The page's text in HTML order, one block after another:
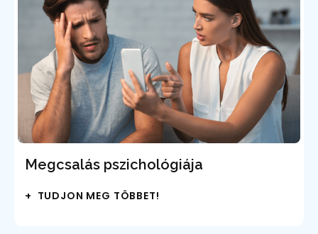
Megcsalás pszichológiája
+ TUDJON MEG TÖBBET!